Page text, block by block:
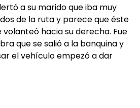
a su marido que iba muy
de la ruta y parece que éste
volanteó hacia su derecha. Fue
que se salió a la banquina y
el vehículo empezó a dar